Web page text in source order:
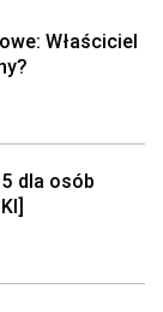
Właściciel
dla osób